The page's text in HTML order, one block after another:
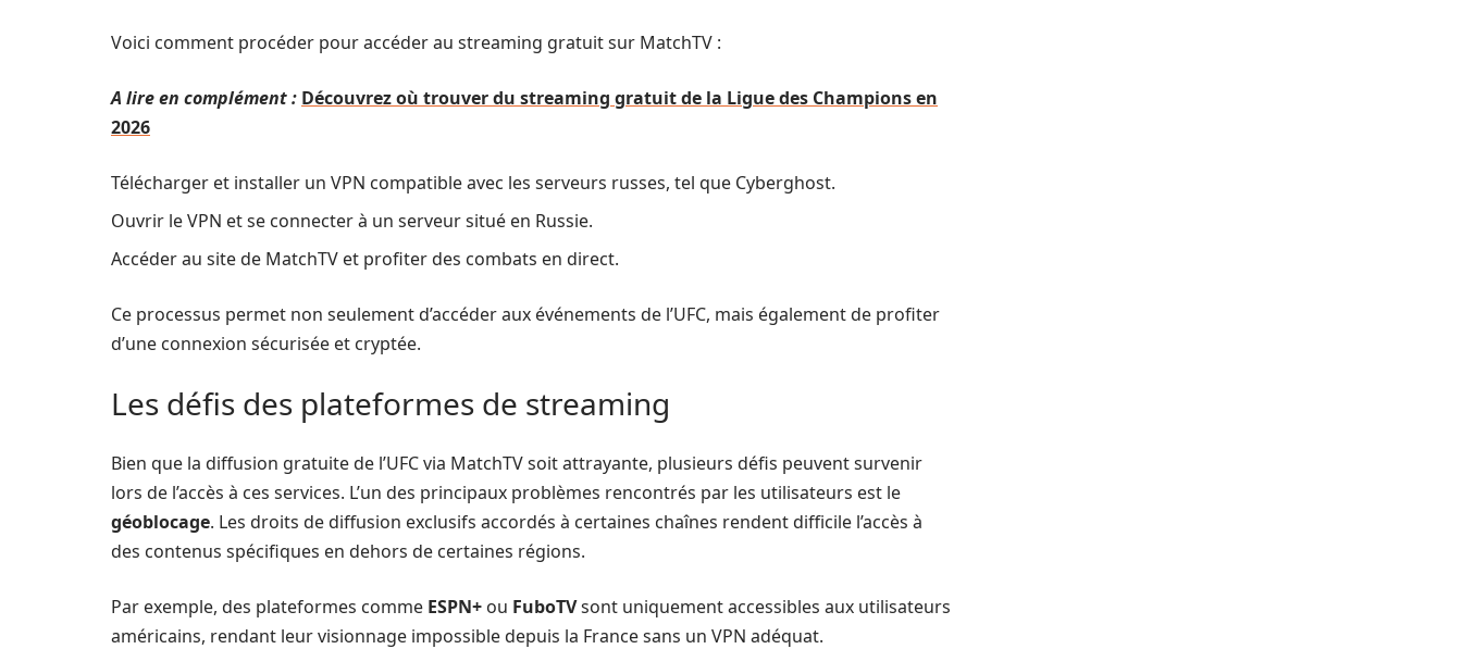
Voici comment procéder pour accéder au streaming gratuit sur MatchTV :
A lire en complément : Découvrez où trouver du streaming gratuit de la Ligue des Champions en
2026
Télécharger et installer un VPN compatible avec les serveurs russes, tel que Cyberghost.
Ouvrir le VPN et se connecter à un serveur situé en Russie.
Accéder au site de MatchTV et profiter des combats en direct.
Ce processus permet non seulement d’accéder aux événements de l’UFC, mais également de profiter
d’une connexion sécurisée et cryptée.
Les défis des plateformes de streaming
Bien que la diffusion gratuite de l’UFC via MatchTV soit attrayante, plusieurs défis peuvent survenir
lors de l’accès à ces services. L’un des principaux problèmes rencontrés par les utilisateurs est le
géoblocage. Les droits de diffusion exclusifs accordés à certaines chaînes rendent difficile l’accès à
des contenus spécifiques en dehors de certaines régions.
Par exemple, des plateformes comme ESPN+ ou FuboTVsont uniquement accessibles aux utilisateurs
américains, rendant leur visionnage impossible depuis la France sans un VPN adéquat.